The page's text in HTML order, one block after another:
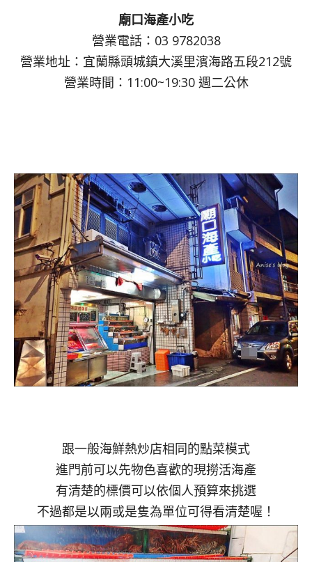
廟口海產小吃
營業電話：03 9782038
營業地址：宜蘭縣頭城鎮大溪里濱海路五段212號
營業時間：11:00~19:30 週二公休
跟一般海鮮熱炒店相同的點菜模式
進門前可以先物色喜歡的現撈活海產
有清楚的標價可以依個人預算來挑選
不過都是以兩或是隻為單位可得看清楚喔！